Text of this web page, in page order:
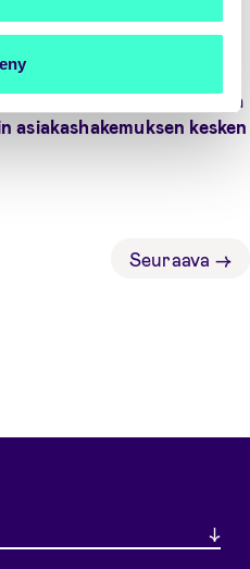
eurooppalaisia kuluttajia
asiakashakemuksen kesken
Seuraava →